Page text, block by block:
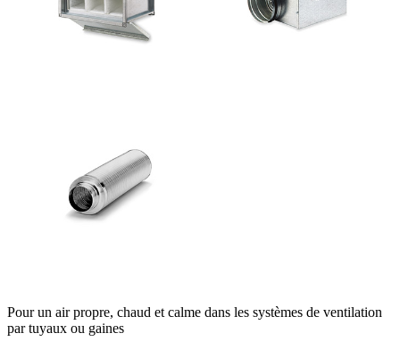
Pour un air propre, chaud et calme dans les systèmes de ventilation
par tuyaux ou gaines